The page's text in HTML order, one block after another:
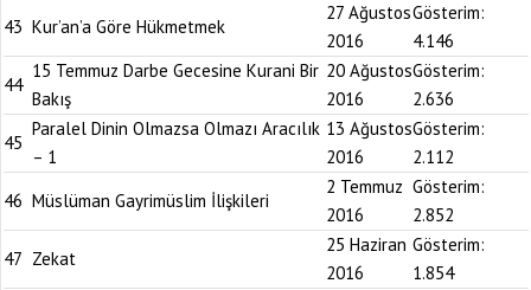
43 Kur’an’a Göre Hükmetmek
27 Ağustos
2016
Gösterim:
4.146
44
15 Temmuz Darbe Gecesine Kurani Bir
Bakış
20 Ağustos
2016
Gösterim:
2.636
45
Paralel Dinin Olmazsa Olmazı Aracılık
– 1
13 Ağustos
2016
Gösterim:
2.112
46 Müslüman Gayrimüslim İlişkileri
2 Temmuz
2016
Gösterim:
2.852
47 Zekat
25 Haziran
2016
Gösterim:
1.854